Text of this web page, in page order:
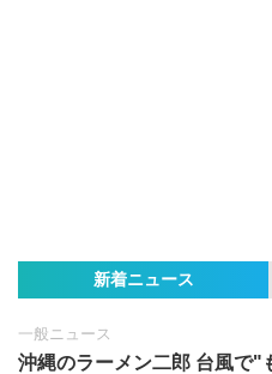
新着ニュース
一般ニュース
沖縄のラーメン二郎 台風で"